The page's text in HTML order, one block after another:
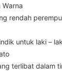
rendah
untuk laki –
terlibat dalam